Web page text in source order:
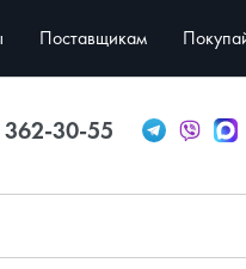
Поставщикам
30-55